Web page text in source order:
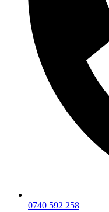
0740 592 258